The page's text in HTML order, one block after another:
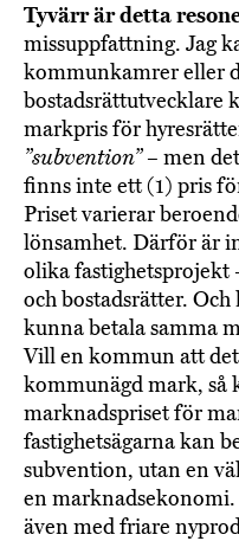
Tyvärr är detta
missuppfattning. Jag
kommunkamrer eller
bostadsrättutvecklare
markpris för
”subvention”– men
finns inte ett (1) pris
Priset varierar
lönsamhet. Därför är
olika fastighetsprojekt
och bostadsrätter.
kunna betala samma
Vill en kommun att det
kommunägd mark, så
marknadspriset för
fastighetsägarna kan
subvention, utan en
en
även med friare